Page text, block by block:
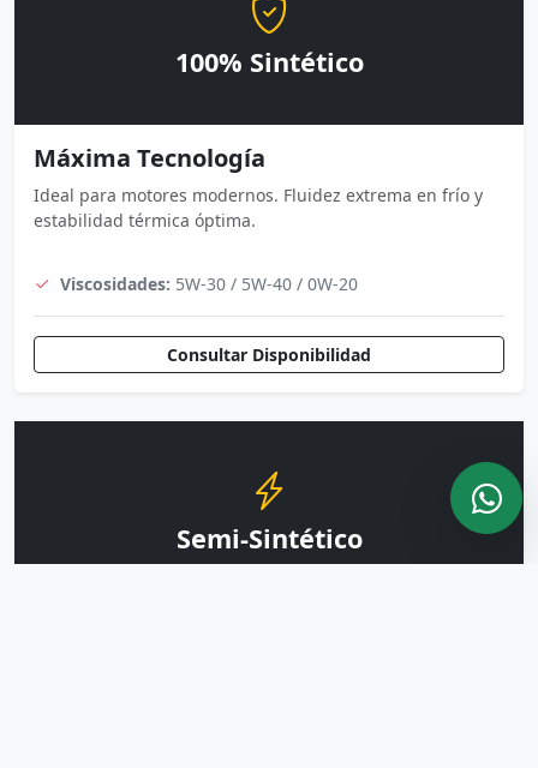
100% Sintético
Máxima Tecnología
Ideal para motores modernos. Fluidez extrema en frío y
estabilidad térmica óptima.
Viscosidades: 5W-30 / 5W-40 / 0W-20
Consultar Disponibilidad
Semi-Sintético